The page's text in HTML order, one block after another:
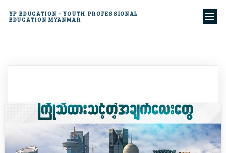
YP EDUCATION - YOUTH PROFESSIONAL
EDUCATION MYANMAR